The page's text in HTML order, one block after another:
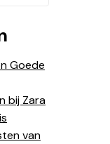
Goede
bij Zara
van